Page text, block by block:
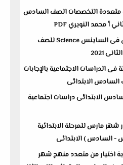
متعددة التخصصات الصف السادس
تحميل مراجعة شهر ابريل فى الساينس Science للصف
2021
فى الدراسات الاجتماعية بالإجابات
الابتدائى
الابتدائى دراسات اجتماعية
شهر مارس للمرحلة الابتدائية
- السادس ) الابتدائى
اختيار من متعدد منهج شهر